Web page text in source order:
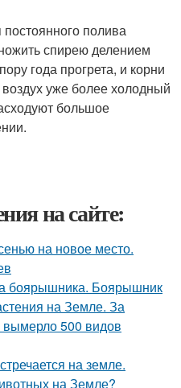
полива
спирею делением
года прогрета, и корни
уже более холодный
большое
на сайте:
на новое место.
боярышника. Боярышник
на Земле. За
500 видов
на земле.
на Земле?